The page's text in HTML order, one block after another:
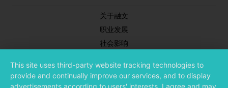
关于融文
职业发展
社会影响
合作伙伴
投资者关系
This site uses third-party website tracking technologies to
provide and continually improve our services, and to display
advertisements according to users' interests. I agree and may